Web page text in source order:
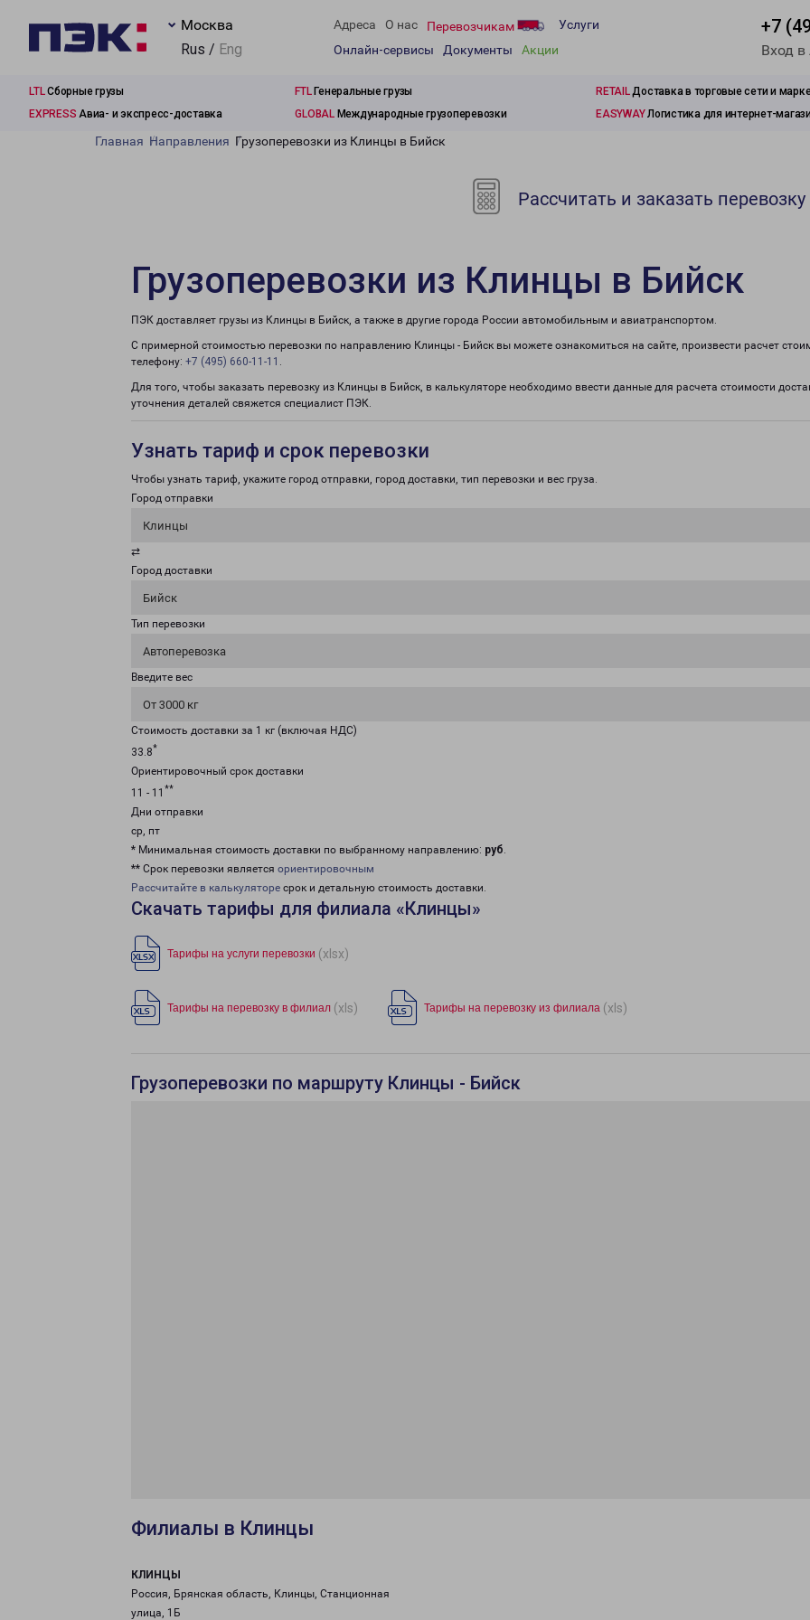
Москва
Rus / Eng
Адреса О нас Перевозчикам
Услуги
Онлайн-сервисы
Документы Акции
+7
Вход
LTLСборные грузы FTLГенеральные грузы RETAILДоставка в торговые сети и
EXPRESS Авиа- и экспресс-доставка GLOBALМеждународные грузоперевозки EASYWAYЛогистика для интернет-
Главная Направления Грузоперевозки из Клинцы в Бийск
Рассчитать и заказать перевозку
Грузоперевозки из Клинцы в Бийск
ПЭК доставляет грузы из Клинцы в Бийск, а также в другие города России автомобильным и авиатранспортом.
С примерной стоимостью перевозки по направлению Клинцы - Бийск вы можете ознакомиться на сайте, произвести расчет
телефону: +7 (495) 660-11-11 .
Для того, чтобы заказать перевозку из Клинцы в Бийск, в калькуляторе необходимо ввести данные для расчета стоимости
уточнения деталей свяжется специалист ПЭК.
Узнать тариф и срок перевозки
Чтобы узнать тариф, укажите город отправки, город доставки, тип перевозки и вес груза.
Город отправки
Клинцы
⇄
Город доставки
Бийск
Тип перевозки
Автоперевозка
Введите вес
От 3000 кг
Стоимость доставки за 1 кг (включая НДС)
33.8*
Ориентировочный срок доставки
11 - 11 **
Дни отправки
ср, пт
* Минимальная стоимость доставки по выбранному направлению: руб.
** Срок перевозки является ориентировочным
Рассчитайте в калькуляторе срок и детальную стоимость доставки.
Скачать тарифы для филиала «Клинцы»
Тарифы на услуги перевозки (xlsx)
Тарифы на перевозку в филиал (xls) Тарифы на перевозку из филиала (xls)
Грузоперевозки по маршруту Клинцы - Бийск
Филиалы в Клинцы
КЛИНЦЫ
Россия, Брянская область, Клинцы, Станционная
улица, 1Б